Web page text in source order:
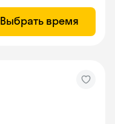
Выбрать время